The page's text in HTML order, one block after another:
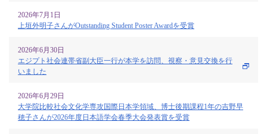
2026年7月1日
上垣外明子さんがOutstanding Student Poster Awardを受賞
2026年6月30日
エジプト社会連帯省副大臣一行が本学を訪問、視察・意見交換を行
いました
2026年6月29日
大学院比較社会文化学専攻国際日本学領域、博士後期課程1年の吉野早
穂子さんが2026年度日本語学会春季大会発表賞を受賞